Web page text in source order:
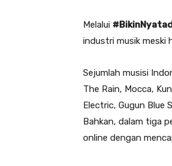
Melalui
industri musik meski
Sejumlah musisi
The Rain, Mocca,
Electric, Gugun Blue
Bahkan, dalam tiga
online dengan